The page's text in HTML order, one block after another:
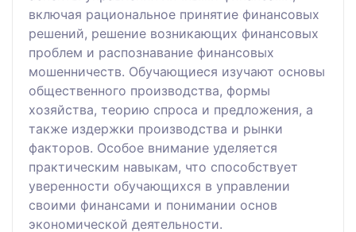
включая рациональное принятие финансовых
решений, решение возникающих финансовых
проблем и распознавание финансовых
мошенничеств. Обучающиеся изучают основы
общественного производства, формы
хозяйства, теорию спроса и предложения, а
также издержки производства и рынки
факторов. Особое внимание уделяется
практическим навыкам, что способствует
уверенности обучающихся в управлении
своими финансами и понимании основ
экономической деятельности.